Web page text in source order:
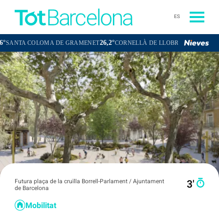
ES
COLOMA DE GRAMENET26,2°CORNELLÀ DE LLOBREGAT26,3°SANT BOI
Futura plaça de la cruïlla Borrell-Parlament / Ajuntament
de Barcelona
3′
Mobilitat